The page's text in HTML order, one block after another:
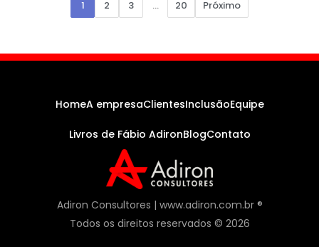
1 2 3 … 20 Próximo
HomeA empresaClientesInclusãoEquipe
Livros de Fábio AdironBlogContato
Adiron Consultores | www.adiron.com.br ®
Todos os direitos reservados © 2026